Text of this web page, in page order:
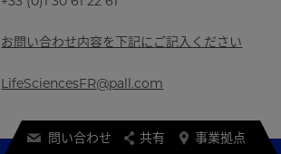
お問い合わせ内容を下記にご記入ください
LifeSciencesFR@pall.com
問い合わせ 共有 事業拠点